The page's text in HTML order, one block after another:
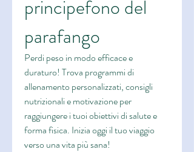
principefono del
parafango
Perdi peso in modo efficace e
duraturo! Trova programmi di
allenamento personalizzati, consigli
nutrizionali e motivazione per
raggiungere i tuoi obiettivi di salute e
forma fisica. Inizia oggi il tuo viaggio
verso una vita più sana!